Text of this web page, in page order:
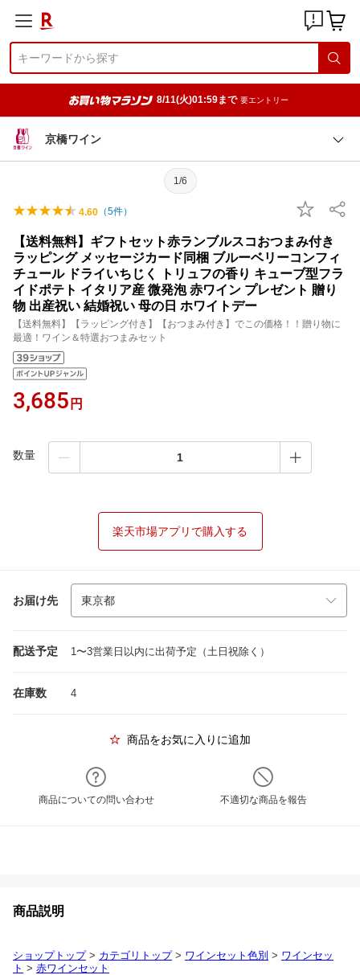
8/11(火)01:59まで 要エントリー
京橋ワイン
1/6
4.60 （5件）
【送料無料】ギフトセット赤ランブルスコおつまみ付き
ラッピング メッセージカード同梱 ブルーベリーコンフィ
チュール ドライいちじく トリュフの香り キューブ型フラ
イドポテト イタリア産 微発泡 赤ワイン プレゼント 贈り
物 出産祝い 結婚祝い 母の日 ホワイトデー
【送料無料】【ラッピング付き】【おつまみ付き】でこの価格！！贈り物に
最適！ワイン＆特選おつまみセット
3,685 円
数量
楽天市場アプリで購入する
お届け先
配送予定 1〜3営業日以内に出荷予定（土日祝除く）
在庫数 4
商品をお気に入りに追加
商品についての問い合わせ 不適切な商品を報告
商品説明
ショップトップ> カテゴリトップ> ワインセット色別 > ワインセッ
ト > 赤ワインセット